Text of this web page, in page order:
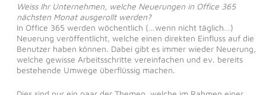
Weiss Ihr Unternehmen, welche Neuerungen in Office 365
nächsten Monat ausgerollt werden?
In Office 365 werden wöchentlich (…wenn nicht täglich…)
Neuerung veröffentlicht, welche einen direkten Einfluss auf die
Benutzer haben können. Dabei gibt es immer wieder Neuerung,
welche gewisse Arbeitsschritte vereinfachen und ev. bereits
bestehende Umwege überflüssig machen.